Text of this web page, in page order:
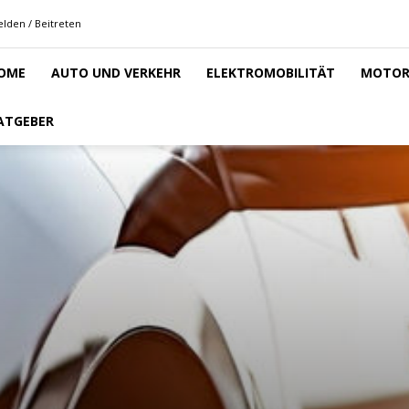
/ Beitreten
AUTO UND VERKEHR ELEKTROMOBILITÄT